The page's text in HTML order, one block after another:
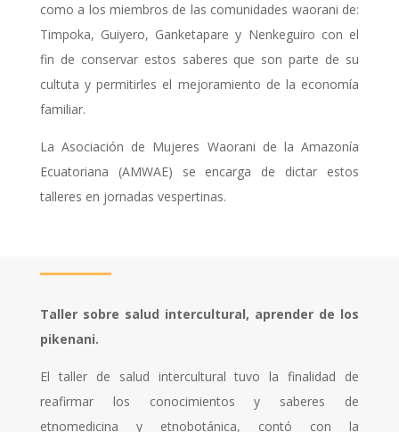
como a los miembros de las comunidades waorani de:
Timpoka, Guiyero, Ganketapare y Nenkeguiro con el
fin de conservar estos saberes que son parte de su
cultuta y permitirles el mejoramiento de la economía
familiar.
La Asociación de Mujeres Waorani de la Amazonía
Ecuatoriana (AMWAE) se encarga de dictar estos
talleres en jornadas vespertinas.
Taller sobre salud intercultural, aprender de los
pikenani.
El taller de salud intercultural tuvo la finalidad de
reafirmar los conocimientos y saberes de
etnomedicina y etnobotánica, contó con la